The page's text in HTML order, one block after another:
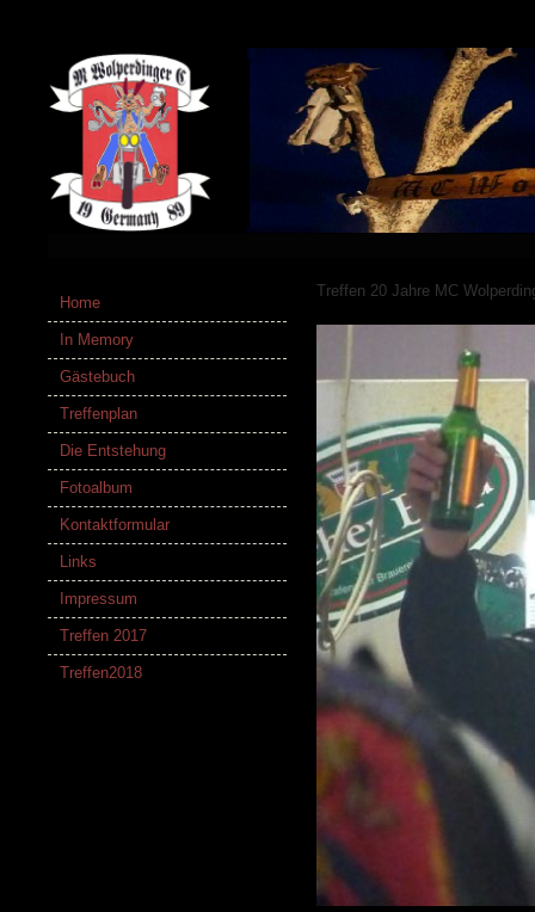
Home
In Memory
Gästebuch
Treffenplan
Die Entstehung
Fotoalbum
Kontaktformular
Links
Impressum
Treffen 2017
Treffen2018
Treffen 20 Jahre MC